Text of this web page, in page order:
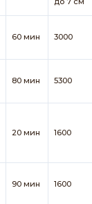
60 мин 3000
80 мин 5300
20 мин 1600
90 мин 1600